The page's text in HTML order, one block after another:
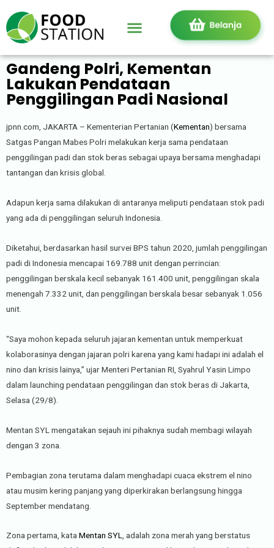
Gandeng Polri, Kementan
Lakukan Pendataan
Penggilingan Padi Nasional
jpnn.com, JAKARTA – Kementerian Pertanian (Kementan) bersama
Satgas Pangan Mabes Polri melakukan kerja sama pendataan
penggilingan padi dan stok beras sebagai upaya bersama menghadapi
tantangan dan krisis global.
Adapun kerja sama dilakukan di antaranya meliputi pendataan stok padi
yang ada di penggilingan seluruh Indonesia.
Diketahui, berdasarkan hasil survei BPS tahun 2020, jumlah penggilingan
padi di Indonesia mencapai 169.788 unit dengan perrincian:
penggilingan berskala kecil sebanyak 161.400 unit, penggilingan skala
menengah 7.332 unit, dan penggilingan berskala besar sebanyak 1.056
unit.
“Saya mohon kepada seluruh jajaran kementan untuk memperkuat
kolaborasinya dengan jajaran polri karena yang kami hadapi ini adalah el
nino dan krisis lainya,” ujar Menteri Pertanian RI, Syahrul Yasin Limpo
dalam launching pendataan penggilingan dan stok beras di Jakarta,
Selasa (29/8).
Mentan SYL mengatakan sejauh ini pihaknya sudah membagi wilayah
dengan 3 zona.
Pembagian zona terutama dalam menghadapi cuaca ekstrem el nino
atau musim kering panjang yang diperkirakan berlangsung hingga
September mendatang.
Zona pertama, kataMentan SYL, adalah zona merah yang berstatus